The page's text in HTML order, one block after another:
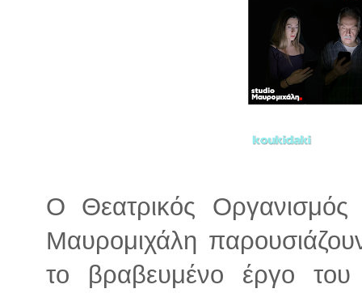
Ο Θεατρικός
Μαυρομιχάλη
το βραβευμένο έργο του